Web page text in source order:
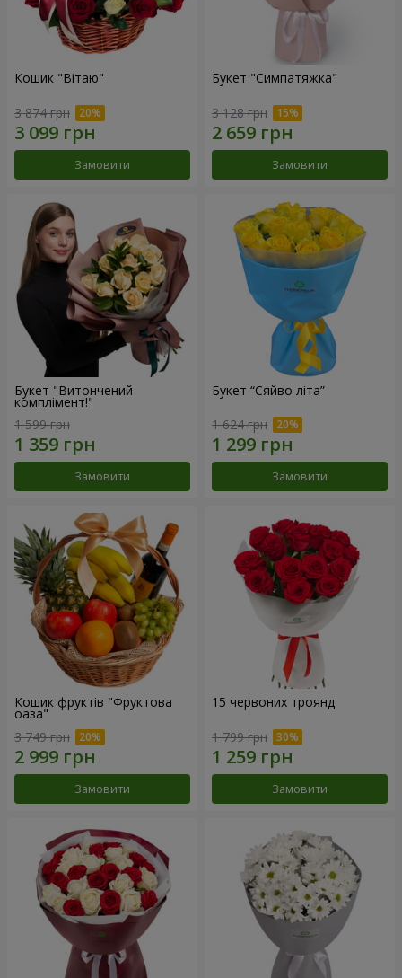
Кошик "Вітаю"
3 874 грн
Замовити
Букет "Симпатяжка"
3 128 грн
Замовити
Букет "Витончений
комплімент!"
1 599 грн
Замовити
Букет “Сяйво літа”
1 624 грн
Замовити
Кошик фруктів "Фруктова
оаза"
3 749 грн
Замовити
15 червоних троянд
1 799 грн
Замовити